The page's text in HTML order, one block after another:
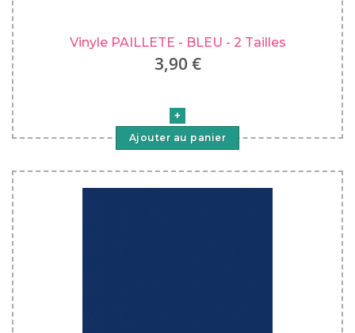
Vinyle PAILLETE - BLEU - 2 Tailles
3,90 €
Ajouter au panier